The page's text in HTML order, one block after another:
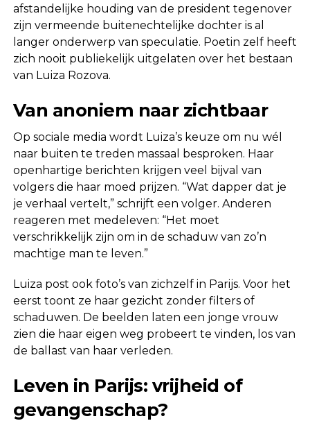
afstandelijke houding van de president tegenover
zijn vermeende buitenechtelijke dochter is al
langer onderwerp van speculatie. Poetin zelf heeft
zich nooit publiekelijk uitgelaten over het bestaan
van Luiza Rozova.
Van anoniem naar zichtbaar
Op sociale media wordt Luiza’s keuze om nu wél
naar buiten te treden massaal besproken. Haar
openhartige berichten krijgen veel bijval van
volgers die haar moed prijzen. “Wat dapper dat je
je verhaal vertelt,” schrijft een volger. Anderen
reageren met medeleven: “Het moet
verschrikkelijk zijn om in de schaduw van zo’n
machtige man te leven.”
Luiza post ook foto’s van zichzelf in Parijs. Voor het
eerst toont ze haar gezicht zonder filters of
schaduwen. De beelden laten een jonge vrouw
zien die haar eigen weg probeert te vinden, los van
de ballast van haar verleden.
Leven in Parijs: vrijheid of
gevangenschap?